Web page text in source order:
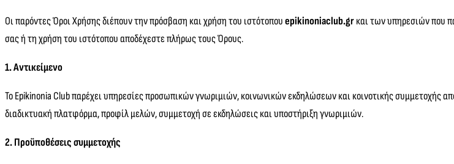
Οι παρόντες Όροι Χρήσης διέπουν την πρόσβαση και χρήση του ιστότοπουepikinoniaclub.grκαι των υπηρεσιών που
σας ή τη χρήση του ιστότοπου αποδέχεστε πλήρως τους Όρους.
1. Αντικείμενο
Το Epikinonia Club παρέχει υπηρεσίες προσωπικών γνωριμιών, κοινωνικών εκδηλώσεων και κοινοτικής συμμετοχής
διαδικτυακή πλατφόρμα, προφίλ μελών, συμμετοχή σε εκδηλώσεις και υποστήριξη γνωριμιών.
2. Προϋποθέσεις συμμετοχής